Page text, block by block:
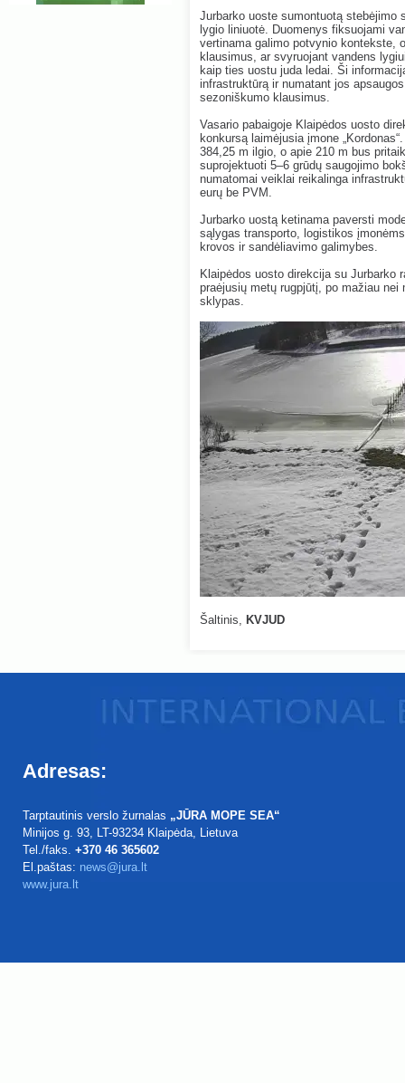
Jurbarko uoste sumontuotą stebėjimo
lygio liniuotė. Duomenys fiksuojami
vertinama galimo potvynio kontekste,
klausimus, ar svyruojant vandens
kaip ties uostu juda ledai. Ši
infrastruktūrą ir numatant jos
sezoniškumo klausimus.
Vasario pabaigoje Klaipėdos uosto
konkursą laimėjusia įmone
384,25 m ilgio, o apie 210 m bus
suprojektuoti 5–6 grūdų saugojimo
numatomai veiklai reikalinga
eurų be PVM.
Jurbarko uostą ketinama paversti
sąlygas transporto, logistikos
krovos ir sandėliavimo galimybes.
Klaipėdos uosto direkcija su Jurbarko
praėjusių metų rugpjūtį, po mažiau
sklypas.
Šaltinis, KVJUD
Adresas:
Tarptautinis verslo žurnalas „JŪRA MOPE SEA“
Minijos g. 93, LT-93234 Klaipėda, Lietuva
Tel./faks. +370 46 365602
El.paštas: news@jura.lt
www.jura.lt